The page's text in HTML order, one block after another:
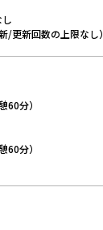
更新回数の上限なし）
60分）
60分）